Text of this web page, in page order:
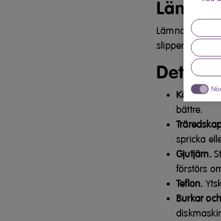
Lämna
Lämna luckan
slipper risken
Detta
bättre.
spricka
Gjutjärn.
förstörs
Teflon.
Burkar